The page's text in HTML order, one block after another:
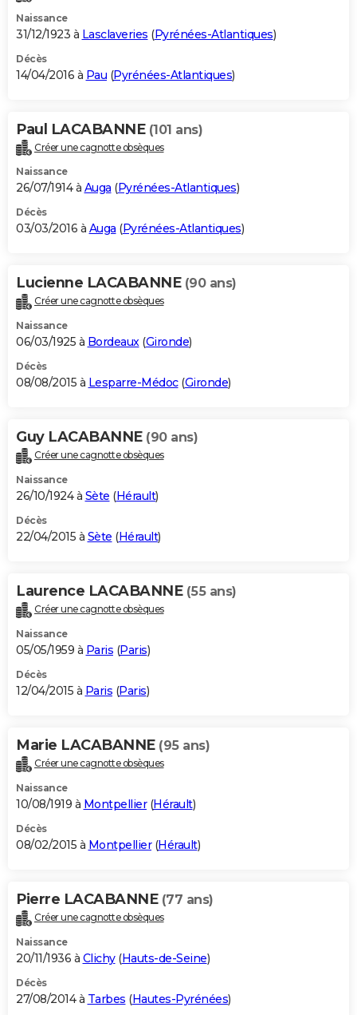
Naissance
31/12/1923 à Lasclaveries (Pyrénées-Atlantiques)
Décès
14/04/2016 à Pau (Pyrénées-Atlantiques)
Paul LACABANNE (101 ans)
Créer une cagnotte obsèques
Naissance
26/07/1914 à Auga (Pyrénées-Atlantiques)
Décès
03/03/2016 à Auga (Pyrénées-Atlantiques)
Lucienne LACABANNE (90 ans)
Créer une cagnotte obsèques
Naissance
06/03/1925 à Bordeaux(Gironde)
Décès
08/08/2015 à Lesparre-Médoc(Gironde)
Guy LACABANNE (90 ans)
Créer une cagnotte obsèques
Naissance
26/10/1924 à Sète (Hérault)
Décès
22/04/2015 à Sète (Hérault)
Laurence LACABANNE (55 ans)
Créer une cagnotte obsèques
Naissance
05/05/1959 à Paris (Paris)
Décès
12/04/2015 à Paris (Paris)
Marie LACABANNE (95 ans)
Créer une cagnotte obsèques
Naissance
10/08/1919 à Montpellier(Hérault)
Décès
08/02/2015 à Montpellier(Hérault)
Pierre LACABANNE (77 ans)
Créer une cagnotte obsèques
Naissance
20/11/1936 à Clichy(Hauts-de-Seine)
Décès
27/08/2014 à Tarbes (Hautes-Pyrénées)